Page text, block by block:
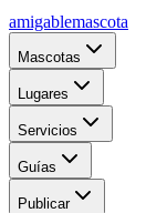
amigablemascota
Mascotas
Lugares
Servicios
Guías
Publicar